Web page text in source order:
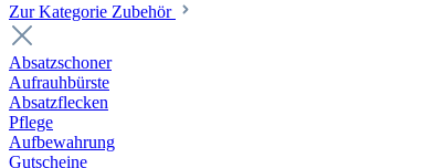
Zur Kategorie Zubehör
Absatzschoner
Aufrauhbürste
Absatzflecken
Pflege
Aufbewahrung
Gutscheine